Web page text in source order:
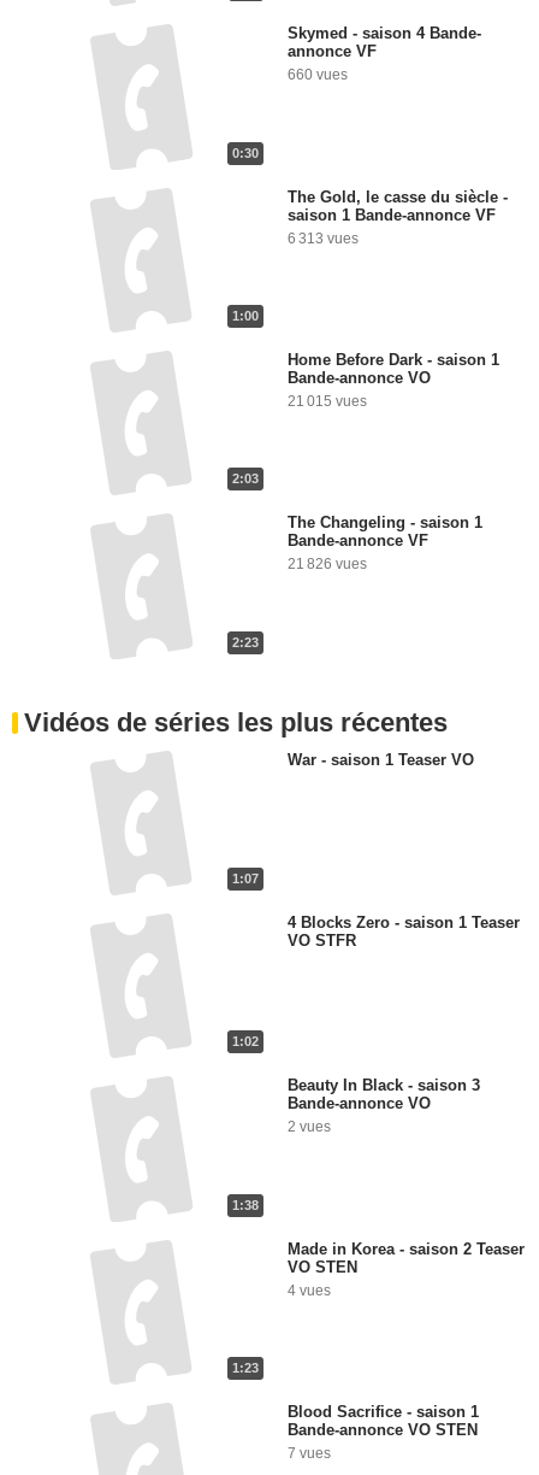
0:30
Skymed - saison 4 Bande-
annonce VF
660 vues
1:00
The Gold, le casse du siècle -
saison 1 Bande-annonce VF
6 313 vues
2:03
Home Before Dark - saison 1
Bande-annonce VO
21 015 vues
2:23
The Changeling - saison 1
Bande-annonce VF
21 826 vues
Vidéos de séries les plus récentes
1:07
War - saison 1 Teaser VO
1:02
4 Blocks Zero - saison 1 Teaser
VO STFR
1:38
Beauty In Black - saison 3
Bande-annonce VO
2 vues
1:23
Made in Korea - saison 2 Teaser
VO STEN
4 vues
Blood Sacrifice - saison 1
Bande-annonce VO STEN
7 vues